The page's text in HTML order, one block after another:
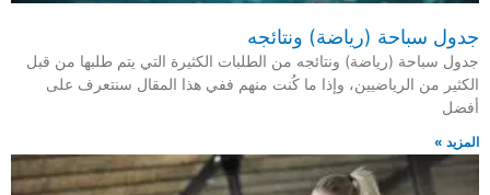
جدول ‎سباحة (رياضة) ونتائجه
جدول ‎سباحة (رياضة) ونتائجه من الطلبات الكثيرة التي يتم طلبها من قبل
الكثير من الرياضيين، وإذا ما كُنت منهم ففي هذا المقال سنتعرف على
أفضل
المزيد »